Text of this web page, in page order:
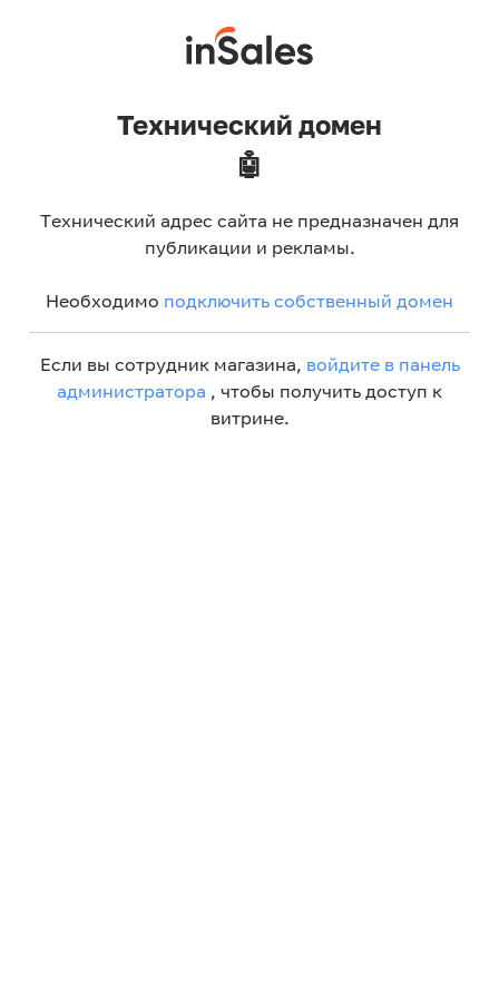
Технический домен
🤖
Технический адрес сайта не предназначен для
публикации и рекламы.
Необходимо подключить собственный домен
Если вы сотрудник магазина, войдите в панель
администратора , чтобы получить доступ к
витрине.